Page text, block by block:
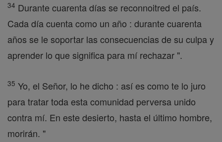
34 Durante cuarenta días se reconnoitred el país.
Cada día cuenta como un año : durante cuarenta
años se le soportar las consecuencias de su culpa y
aprender lo que significa para mí rechazar ".
35 Yo, el Señor, lo he dicho : así es como te lo juro
para tratar toda esta comunidad perversa unido
contra mí. En este desierto, hasta el último hombre,
morirán. "